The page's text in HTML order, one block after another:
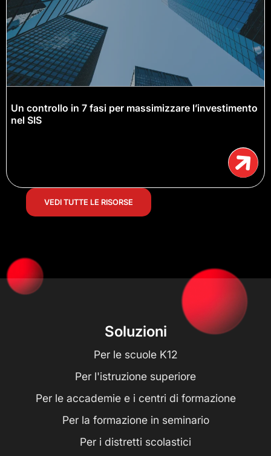
Un controllo in 7 fasi per massimizzare l’investimento
nel SIS
VEDI TUTTE LE RISORSE
Soluzioni
Per le scuole K12
Per l'istruzione superiore
Per le accademie e i centri di formazione
Per la formazione in seminario
Per i distretti scolastici